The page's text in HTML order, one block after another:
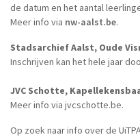
de datum en het aantal
Meer info via nw-aalst.be.
Stadsarchief Aalst, Oude
Inschrijven kan het hele jaar
JVC Schotte,
Meer info via jvcschotte.be.
Op zoek naar info over de